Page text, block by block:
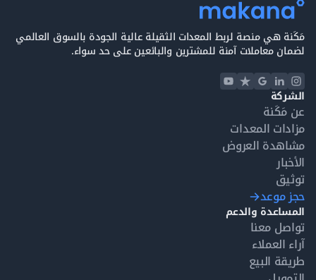
مَكَنة هي منصة لربط المعدات الثقيلة عالية الجودة بالسوق العالمي
لضمان معاملات آمنة للمشترين والبائعين على حد سواء.
الشركة
عن مَكَنة
مزادات المعدات
مشاهدة العروض
الأخبار
توثيق
حجز موعد
المساعدة والدعم
تواصل معنا
آراء العملاء
طريقة البيع